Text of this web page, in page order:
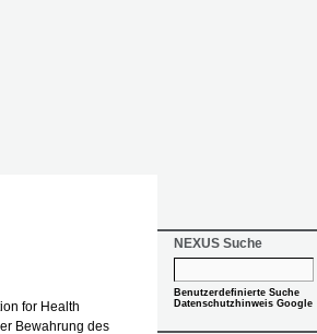
for Health
Bewahrung des
NEXUS Suche
Benutzerdefinierte Suche
Datenschutzhinweis Google